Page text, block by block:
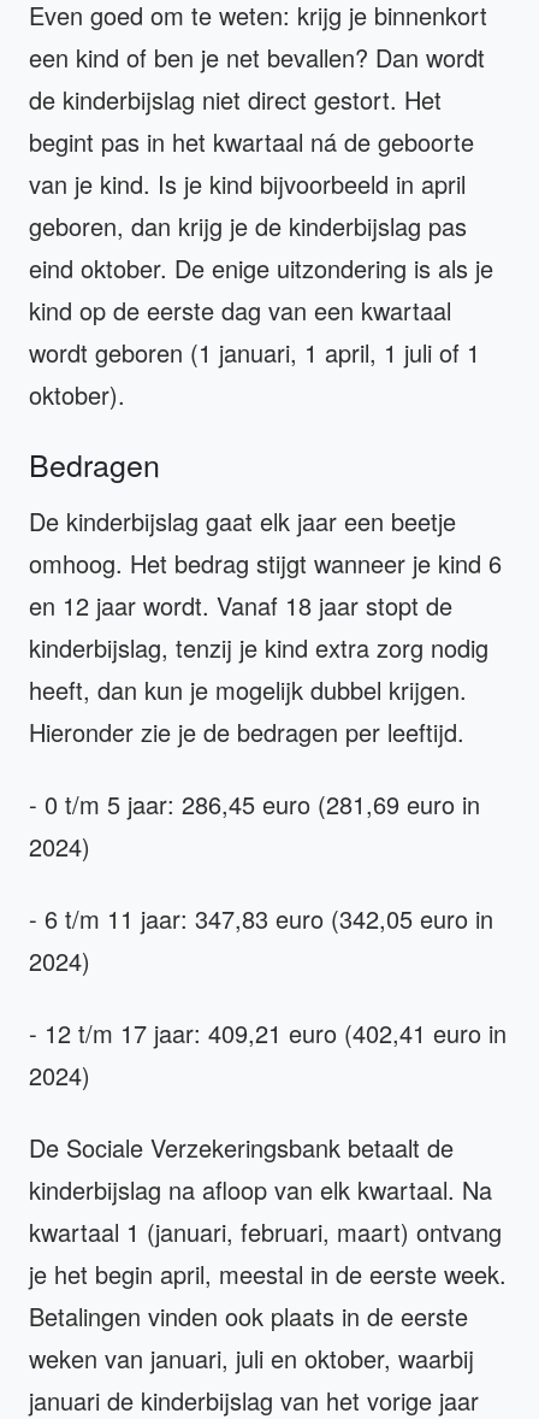
Even goed om te weten: krijg je binnenkort
een kind of ben je net bevallen? Dan wordt
de kinderbijslag niet direct gestort. Het
begint pas in het kwartaal ná de geboorte
van je kind. Is je kind bijvoorbeeld in april
geboren, dan krijg je de kinderbijslag pas
eind oktober. De enige uitzondering is als je
kind op de eerste dag van een kwartaal
wordt geboren (1 januari, 1 april, 1 juli of 1
oktober).
Bedragen
De kinderbijslag gaat elk jaar een beetje
omhoog. Het bedrag stijgt wanneer je kind 6
en 12 jaar wordt. Vanaf 18 jaar stopt de
kinderbijslag, tenzij je kind extra zorg nodig
heeft, dan kun je mogelijk dubbel krijgen.
Hieronder zie je de bedragen per leeftijd.
- 0 t/m 5 jaar: 286,45 euro (281,69 euro in
2024)
- 6 t/m 11 jaar: 347,83 euro (342,05 euro in
2024)
- 12 t/m 17 jaar: 409,21 euro (402,41 euro in
2024)
De Sociale Verzekeringsbank betaalt de
kinderbijslag na afloop van elk kwartaal. Na
kwartaal 1 (januari, februari, maart) ontvang
je het begin april, meestal in de eerste week.
Betalingen vinden ook plaats in de eerste
weken van januari, juli en oktober, waarbij
januari de kinderbijslag van het vorige jaar